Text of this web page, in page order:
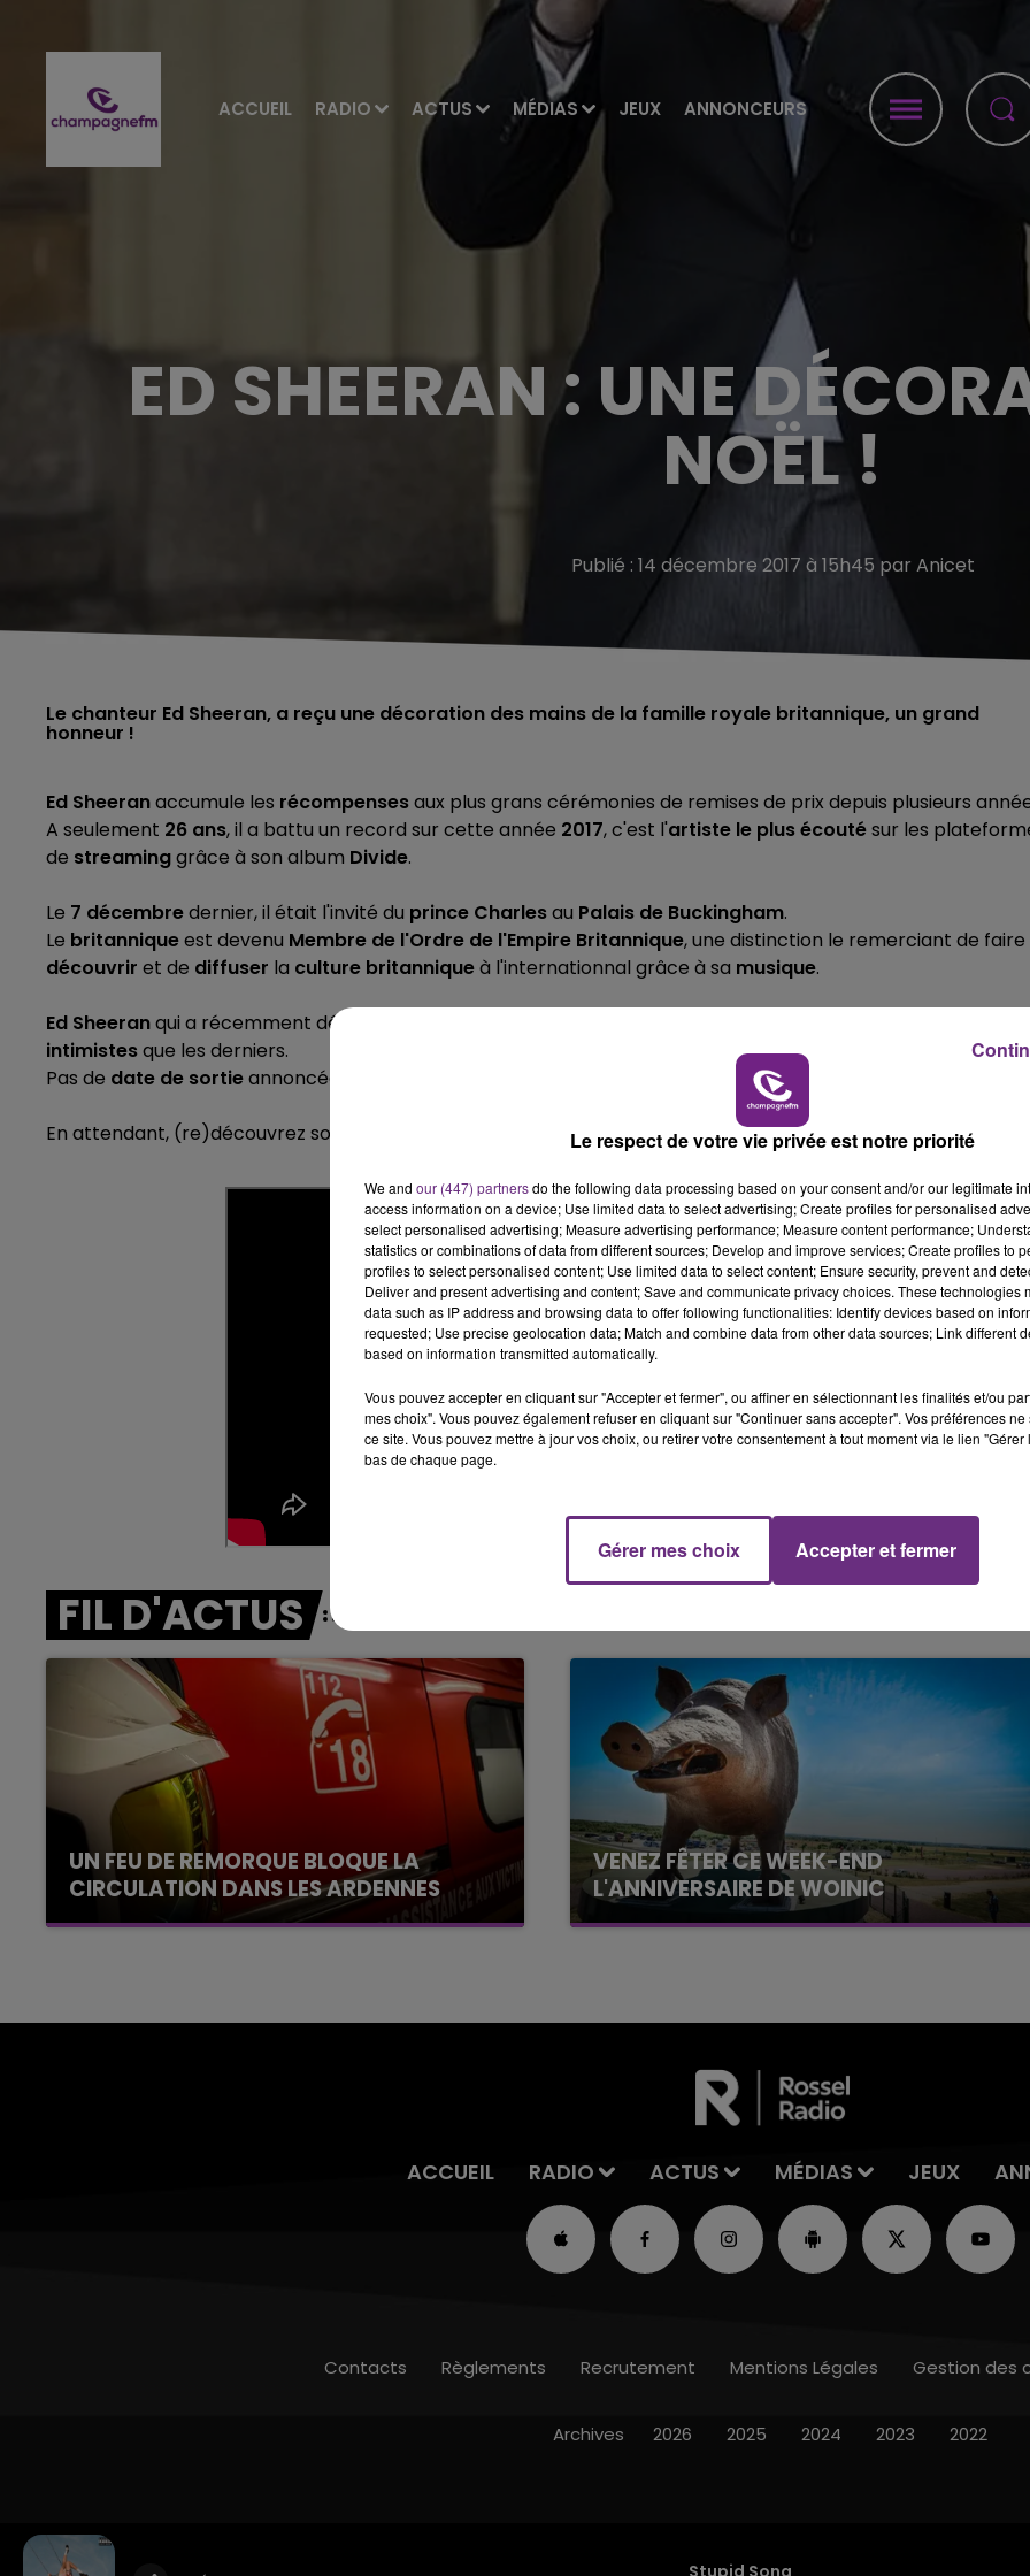
ACCUEIL RADIO ACTUS MÉDIAS JEUX ANNONCEURS
14h00 - 15h00
LA RADIO POP LE CLUB CHAMPAGNE FM
ED SHEERAN : UNE
NOËL !
Publié : 14 décembre 2017 à 15h45 par Anicet
Le chanteur Ed Sheeran, a reçu une décoration des mains de la famille royale britannique, un grand
honneur !
Ed Sheeranaccumule les récompensesaux plus grans cérémonies de remises de prix depuis plusieurs
A seulement 26 ans, il a battu un record sur cette année 2017, c'est l'artiste le plus écoutésur les
de streaminggrâce à son album Divide.
Le 7 décembredernier, il était l'invité du prince Charlesau Palais de Buckingham.
Le britanniqueest devenu Membre de l'Ordre de l'Empire Britannique, une distinction le remerciant de faire
découvrir et de diffuser la culture britanniqueà l'internationnal grâce à sa musique.
Ed Sheeranqui a récemment déclaré travailler sur un
intimistesque les derniers.
Pas de date de sortieannoncée, on l'espère pour
En attendant, (re)découvrez son tube
FIL D'ACTUS
UN FEU DE REMORQUE BLOQUE LA
CIRCULATION DANS LES ARDENNES
Un feu de remorque s'est déclaré ce mercredi
VENEZ FÊTER CE WEEK-END
L'ANNIVERSAIRE DE WOINIC
Ce samedi 8 août sera un grand jour :
Le Club Champagne FM
ACCUEIL RADIO ACTUS MÉDIAS JEUX
Stupid Song
Contacts Règlements Recrutement Mentions Légales Gestion des
Archives 2026 2025 2024 2023 2022
Le respect de votre vie privée est notre priorité
We and our (447) partnersdo the following data processing based on your consent and/or our legitimate
access information on a device; Use limited data to select advertising; Create profiles for personalised
select personalised advertising; Measure advertising performance; Measure content performance;
statistics or combinations of data from different sources; Develop and improve services; Create profiles to
profiles to select personalised content; Use limited data to select content; Ensure security, prevent and
Deliver and present advertising and content; Save and communicate privacy choices. These technologies
data such as IP address and browsing data to offer following functionalities: Identify devices based on
requested; Use precise geolocation data; Match and combine data from other data sources; Link different
based on information transmitted automatically.
Vous pouvez accepter en cliquant sur "Accepter et fermer", ou affiner en sélectionnant les finalités et/ou
mes choix". Vous pouvez également refuser en cliquant sur "Continuer sans accepter". Vos préférences
ce site. Vous pouvez mettre à jour vos choix, ou retirer votre consentement à tout moment via le lien
bas de chaque page.
Gérer mes choix Accepter et fermer